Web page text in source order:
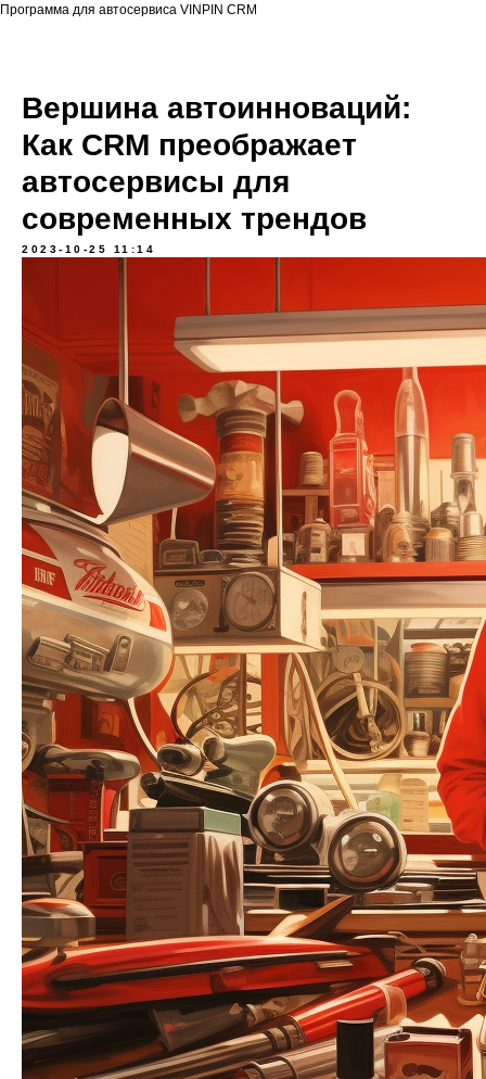
Программа для автосервиса VINPIN CRM
Вершина автоинноваций:
Как CRM преображает
автосервисы для
современных трендов
2023-10-25 11:14